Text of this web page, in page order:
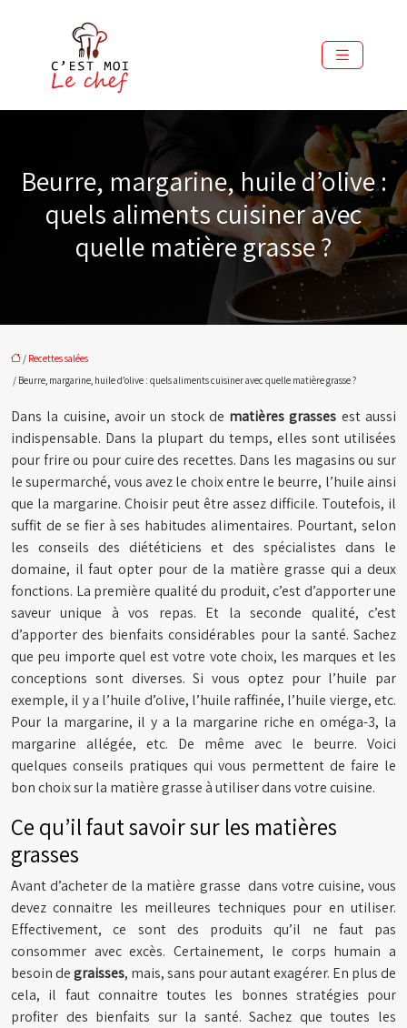
Beurre, margarine, huile d’olive :
quels aliments cuisiner avec
quelle matière grasse ?
/ Recettes salées
/ Beurre, margarine, huile d’olive : quels aliments cuisiner avec quelle matière grasse ?
Dans la cuisine, avoir un stock de matières grasses est aussi
indispensable. Dans la plupart du temps, elles sont utilisées
pour frire ou pour cuire des recettes. Dans les magasins ou sur
le supermarché, vous avez le choix entre le beurre, l’huile ainsi
que la margarine. Choisir peut être assez difficile. Toutefois, il
suffit de se fier à ses habitudes alimentaires. Pourtant, selon
les conseils des diététiciens et des spécialistes dans le
domaine, il faut opter pour de la matière grasse qui a deux
fonctions. La première qualité du produit, c’est d’apporter une
saveur unique à vos repas. Et la seconde qualité, c’est
d’apporter des bienfaits considérables pour la santé. Sachez
que peu importe quel est votre vote choix, les marques et les
conceptions sont diverses. Si vous optez pour l’huile par
exemple, il y a l’huile d’olive, l’huile raffinée, l’huile vierge, etc.
Pour la margarine, il y a la margarine riche en oméga-3, la
margarine allégée, etc. De même avec le beurre. Voici
quelques conseils pratiques qui vous permettent de faire le
bon choix sur la matière grasse à utiliser dans votre cuisine.
Ce qu’il faut savoir sur les matières
grasses
Avant d’acheter de la matière grasse dans votre cuisine, vous
devez connaitre les meilleures techniques pour en utiliser.
Effectivement, ce sont des produits qu’il ne faut pas
consommer avec excès. Certainement, le corps humain a
besoin degraisses, mais, sans pour autant exagérer. En plus de
cela, il faut connaitre toutes les bonnes stratégies pour
profiter des bienfaits sur la santé. Sachez que toutes les